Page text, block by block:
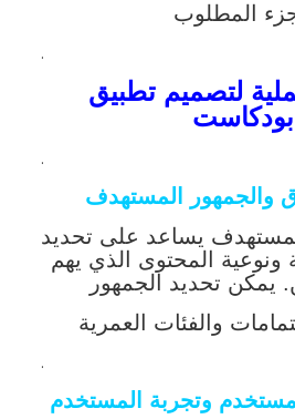
.
لتصميم تطبيق
.
يساعد على تحديد
ونوعية المحتوى الذي يهم
يمكن تحديد الجمهور
.